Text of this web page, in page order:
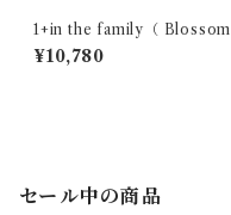
1+in the family（ Blossom
)/FINA( 12・24m )
¥10,780
セール中の商品